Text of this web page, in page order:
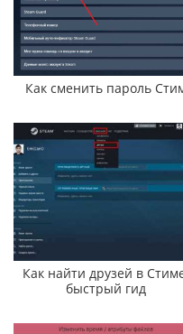
Как сменить пароль
Как найти друзей в
быстрый гид